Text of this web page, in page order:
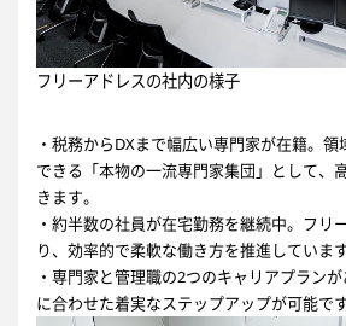
フリーアドレスの社内の様子
・税務からDXまで幅広い専門家が在籍。
できる「本物の一流専門家集団」として、
きます。
・約半数の社員が在宅勤務を継続中。フリ
り、効率的で柔軟な働き方を推進しています
・専門家と管理職の2つのキャリアプラン
に合わせた着実なステップアップが可能です